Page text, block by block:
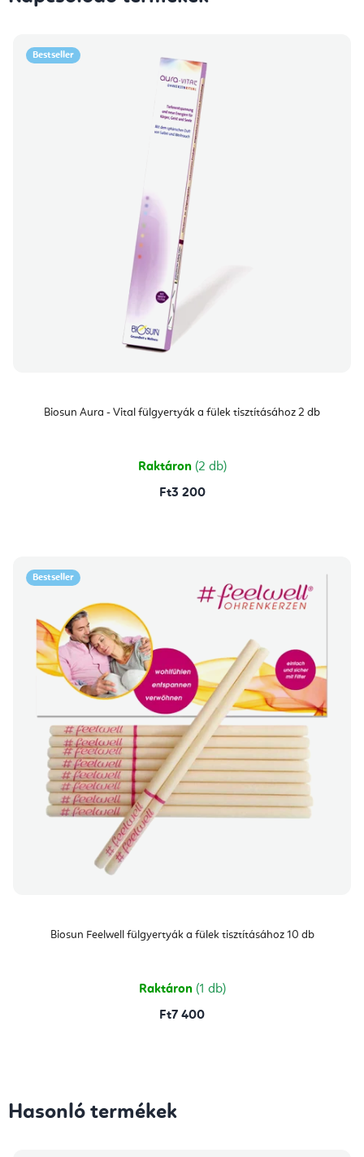
Bestseller
Biosun Aura - Vital fülgyertyák a fülek tisztításához 2 db
Raktáron (2 db)
Ft3 200
Bestseller
Biosun Feelwell fülgyertyák a fülek tisztításához 10 db
Raktáron (1 db)
Ft7 400
Hasonló termékek